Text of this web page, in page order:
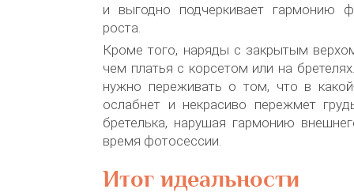
и выгодно подчеркивает гармонию
роста.
Кроме того, наряды с закрытым
чем платья с корсетом или на
нужно переживать о том, что в
ослабнет и некрасиво пережмет
бретелька, нарушая гармонию
время фотосессии.
Итог идеальности